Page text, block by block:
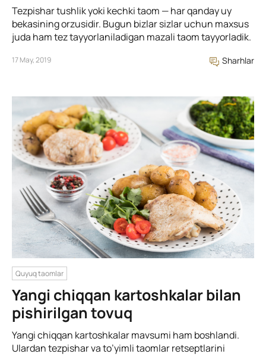
Tezpishar tushlik yoki kechki taom — har qanday uy
bekasining orzusidir. Bugun bizlar sizlar uchun maxsus
juda ham tez tayyorlaniladigan mazali taom tayyorladik.
17 May, 2019 Sharhlar
Quyuq taomlar
Yangi chiqqan kartoshkalar bilan
pishirilgan tovuq
Yangi chiqqan kartoshkalar mavsumi ham boshlandi.
Ulardan tezpishar va to’yimli taomlar retseptlarini